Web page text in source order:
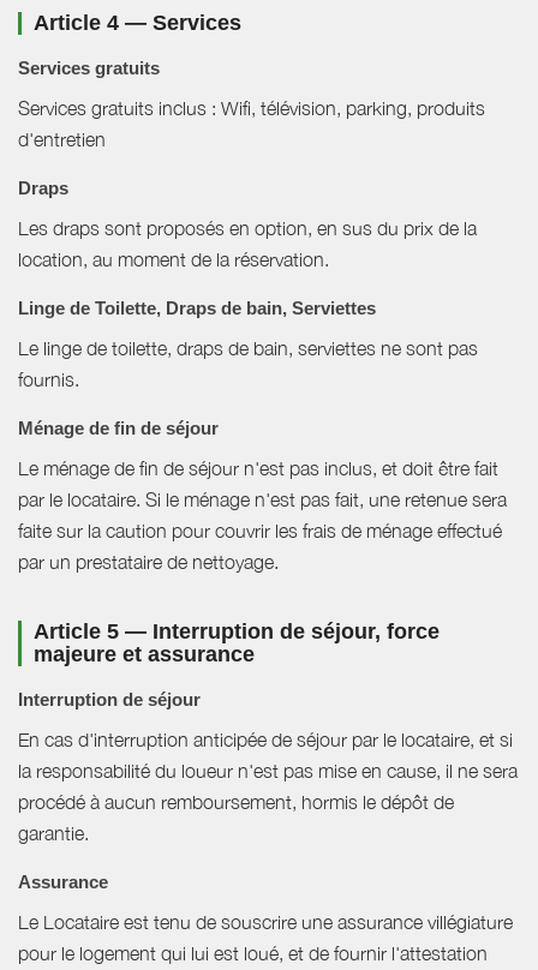
Article 4 — Services
Services gratuits
Services gratuits inclus : Wifi, télévision, parking, produits
d'entretien
Draps
Les draps sont proposés en option, en sus du prix de la
location, au moment de la réservation.
Linge de Toilette, Draps de bain, Serviettes
Le linge de toilette, draps de bain, serviettes ne sont pas
fournis.
Ménage de fin de séjour
Le ménage de fin de séjour n'est pas inclus, et doit être fait
par le locataire. Si le ménage n'est pas fait, une retenue sera
faite sur la caution pour couvrir les frais de ménage effectué
par un prestataire de nettoyage.
Article 5 — Interruption de séjour, force
majeure et assurance
Interruption de séjour
En cas d'interruption anticipée de séjour par le locataire, et si
la responsabilité du loueur n'est pas mise en cause, il ne sera
procédé à aucun remboursement, hormis le dépôt de
garantie.
Assurance
Le Locataire est tenu de souscrire une assurance villégiature
pour le logement qui lui est loué, et de fournir l'attestation